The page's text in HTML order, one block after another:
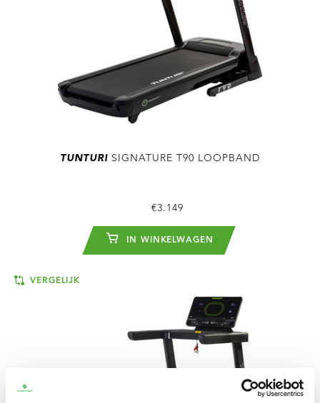
TUNTURI SIGNATURE T90 LOOPBAND
€3.149
IN WINKELWAGEN
VERGELIJK